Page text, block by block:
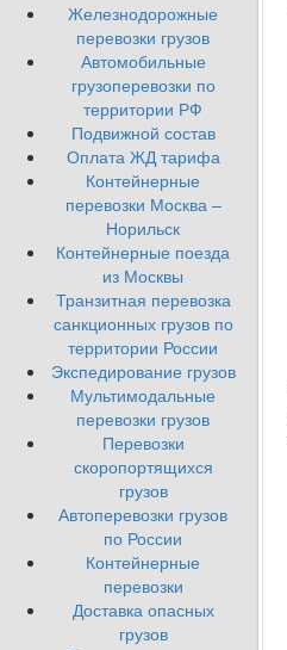
Железнодорожные
перевозки грузов
Автомобильные
грузоперевозки по
территории РФ
Подвижной состав
Оплата ЖД тарифа
Контейнерные
перевозки Москва –
Норильск
Контейнерные поезда
из Москвы
Транзитная перевозка
санкционных грузов по
территории России
Экспедирование грузов
Мультимодальные
перевозки грузов
Перевозки
скоропортящихся
грузов
Автоперевозки грузов
по России
Контейнерные
перевозки
Доставка опасных
грузов